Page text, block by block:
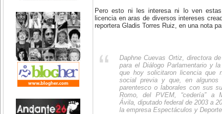
Pero esto ni les interesa ni lo ven
licencia en aras de diversos intereses
reportera Gladis Torres Ruiz, en una nota
Daphne Cuevas Ortiz, directora
para el Diálogo Parlamentario y
que hoy solicitaron licencia que
social previa y que, en algunos
parentesco o laborales con sus
Romo, del PVEM, “cedería” a
Ávila, diputado federal de 2003 a
la empresa Espectáculos y